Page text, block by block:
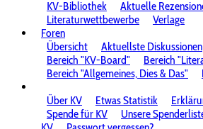
KV-Bibliothek
Aktuelle
Literaturwettbewerbe
Verlage
Foren
Übersicht
Aktuellste Diskussionen
Bereich "KV-Board"
Bereich
Bereich "Allgemeines, Dies & Das"
Über KV
Etwas Statistik
Spende für KV
Unsere